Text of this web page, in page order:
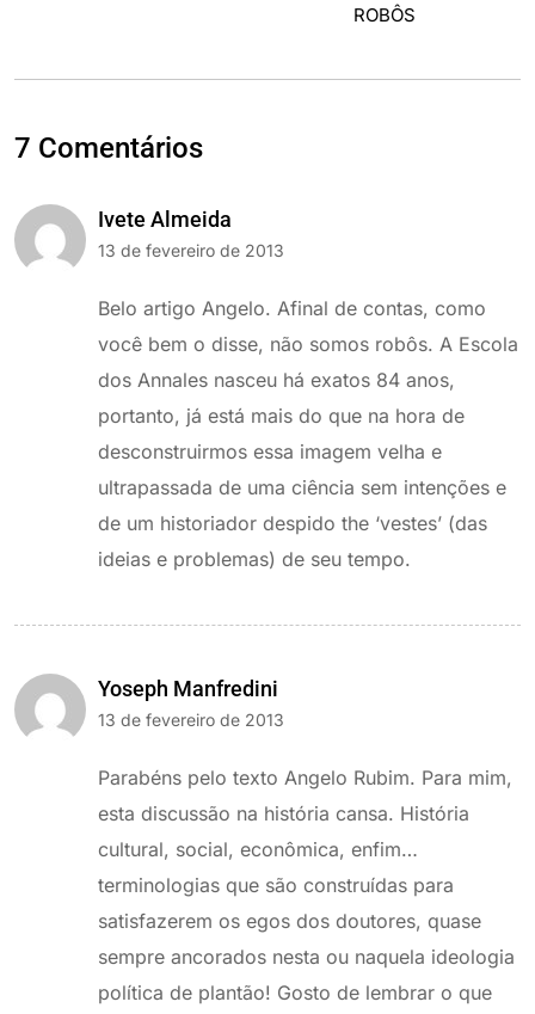
7 Comentários
Ivete Almeida
13 de fevereiro de 2013
Belo artigo Angelo. Afinal de contas, como
você bem o disse, não somos robôs. A Escola
dos Annales nasceu há exatos 84 anos,
portanto, já está mais do que na hora de
desconstruirmos essa imagem velha e
ultrapassada de uma ciência sem intenções e
de um historiador despido the ‘vestes’ (das
ideias e problemas) de seu tempo.
Yoseph Manfredini
13 de fevereiro de 2013
Parabéns pelo texto Angelo Rubim. Para mim,
esta discussão na história cansa. História
cultural, social, econômica, enfim…
terminologias que são construídas para
satisfazerem os egos dos doutores, quase
sempre ancorados nesta ou naquela ideologia
política de plantão! Gosto de lembrar o que